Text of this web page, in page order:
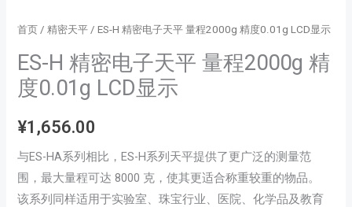
首页 /精密天平 / ES-H 精密电子天平 量程2000g 精度0.01g LCD显示
ES-H 精密电子天平 量程2000g 精
度0.01g LCD显示
¥1,656.00
与ES-HA系列相比，ES-H系列天平提供了更广泛的测量范
围，最大量程可达 8000 克，使其更适合称重较重的物品。
该系列同样适用于实验室、珠宝行业、医院、化学品及教育